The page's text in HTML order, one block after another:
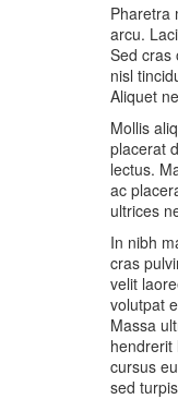
Pharetra
arcu.
Sed cras
nisl
Aliquet
Mollis
placerat
lectus.
ac
ultrices
In nibh
cras
velit
volutpat
Massa
hendrerit
cursus
sed